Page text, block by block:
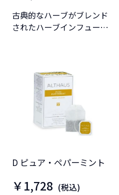
古典的なハーブがブレンド
されたハーブインフュージ
D ピュア・ペパーミント
￥1,728 (税込)